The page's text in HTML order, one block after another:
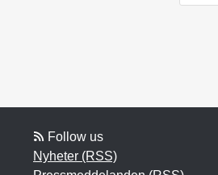
Follow us
Nyheter (RSS)